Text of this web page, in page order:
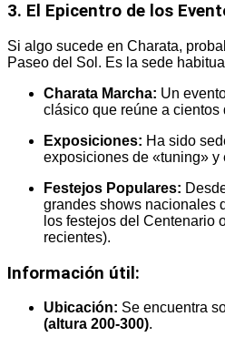
3. El Epicentro de los
Si algo sucede en Charata,
Paseo del Sol. Es la sede
Charata Marcha: Un
clásico que reúne a cientos
Exposiciones: Ha sido
exposiciones de «tuning» y
Festejos Populares:
grandes shows nacionales
los festejos del Centenario
recientes).
Información útil:
Ubicación: Se encuentra
(altura 200-300).